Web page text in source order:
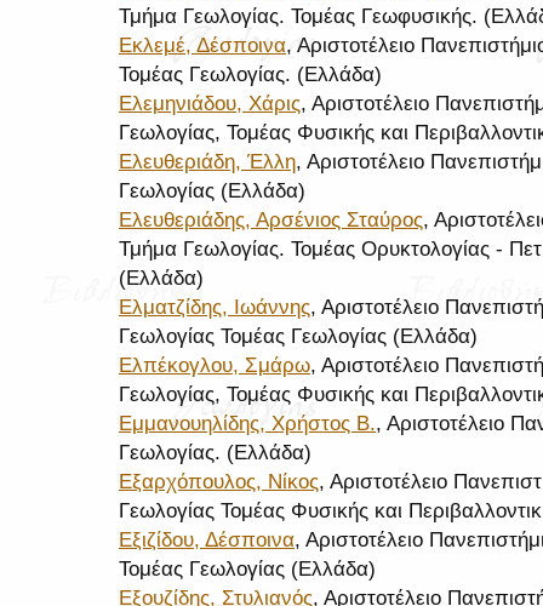
Τμήμα Γεωλογίας. Τομέας Γεωφυσικής.
Εκλεμέ, Δέσποινα, Αριστοτέλειο
Τομέας Γεωλογίας. (Ελλάδα)
Ελεμηνιάδου, Χάρις, Αριστοτέλειο
Γεωλογίας, Τομέας Φυσικής και
Ελευθεριάδη, Έλλη, Αριστοτέλειο
Γεωλογίας (Ελλάδα)
Ελευθεριάδης, Αρσένιος Σταύρος,
Τμήμα Γεωλογίας. Τομέας Ορυκτολογίας -
(Ελλάδα)
Ελματζίδης, Ιωάννης, Αριστοτέλειο
Γεωλογίας Τομέας Γεωλογίας (Ελλάδα)
Ελπέκογλου, Σμάρω, Αριστοτέλειο
Γεωλογίας, Τομέας Φυσικής και
Εμμανουηλίδης, Χρήστος Β., Αριστοτέλειο
Γεωλογίας. (Ελλάδα)
Εξαρχόπουλος, Νίκος, Αριστοτέλειο
Γεωλογίας Τομέας Φυσικής και
Εξιζίδου, Δέσποινα, Αριστοτέλειο
Τομέας Γεωλογίας (Ελλάδα)
Εξουζίδης, Στυλιανός, Αριστοτέλειο